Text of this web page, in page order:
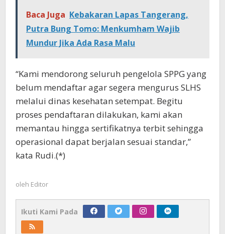
Baca Juga Kebakaran Lapas Tangerang,
Putra Bung Tomo: Menkumham Wajib
Mundur Jika Ada Rasa Malu
“Kami mendorong seluruh pengelola SPPG yang
belum mendaftar agar segera mengurus SLHS
melalui dinas kesehatan setempat. Begitu
proses pendaftaran dilakukan, kami akan
memantau hingga sertifikatnya terbit sehingga
operasional dapat berjalan sesuai standar,”
kata Rudi.(*)
oleh Editor
Ikuti Kami Pada